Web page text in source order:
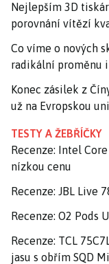
Nejlepším 3D
porovnání vítězí
Co víme o nových
radikální proměnu
Konec zásilek z
už na Evropskou
TESTY A ŽEBŘÍČKY
Recenze: Intel
nízkou cenu
Recenze: JBL Live
Recenze: O2 Pods
Recenze: TCL
jasu s obřím SQD